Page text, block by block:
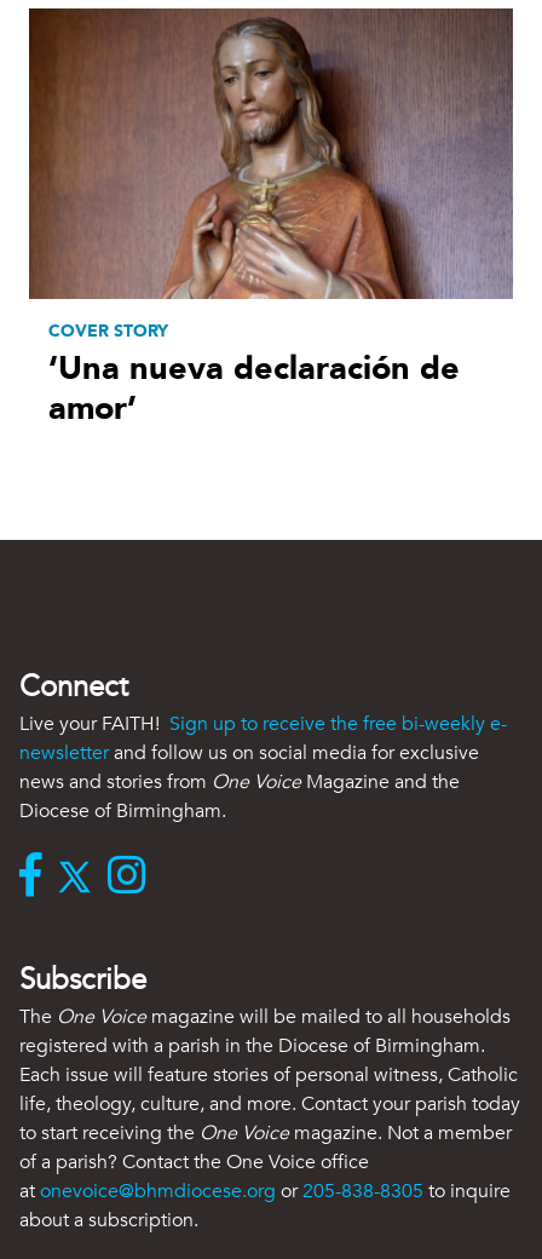
COVER STORY
‘Una nueva declaración de
amor’
Connect
Live your FAITH! Sign up to receive the free bi-weekly e-
newsletterand follow us on social media for exclusive
news and stories from One VoiceMagazine and the
Diocese of Birmingham.
Subscribe
The One Voicemagazine will be mailed to all households
registered with a parish in the Diocese of Birmingham.
Each issue will feature stories of personal witness, Catholic
life, theology, culture, and more. Contact your parish today
to start receiving the One Voicemagazine. Not a member
of a parish? Contact the One Voice office
atonevoice@bhmdiocese.org or205-838-8305 to inquire
about a subscription.